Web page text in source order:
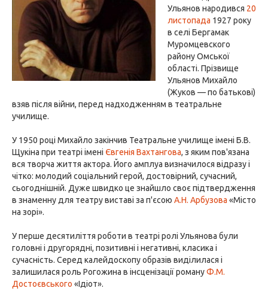
Ульянов народився 20
листопада 1927 року
в селі Бергамак
Муромцевского
району Омської
області. Прізвище
Ульянов Михайло
(Жуков — по батькові)
взяв після війни, перед надходженням в театральне
училище.
У 1950 році Михайло закінчив Театральне училище імені Б.В.
Щукіна при театрі імені Євгенія Вахтангова, з яким пов'язана
вся творча життя актора. Його амплуа визначилося відразу і
чітко: молодий соціальний герой, достовірний, сучасний,
сьогоднішній. Дуже швидко це знайшло своє підтвердження
в знаменну для театру виставі за п'єсою А.Н. Арбузова «Місто
на зорі».
У перше десятиліття роботи в театрі ролі Ульянова були
головні і другорядні, позитивні і негативні, класика і
сучасність. Серед калейдоскопу образів виділилася і
залишилася роль Рогожина в інсценізації романуФ.М.
Достоєвського «Ідіот».